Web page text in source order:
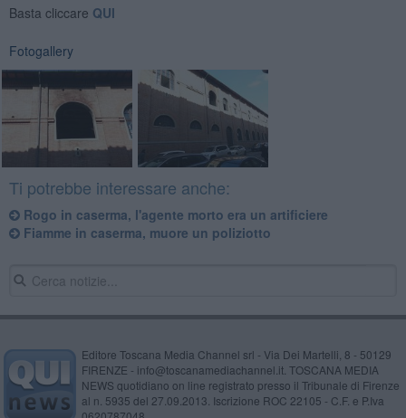
Basta cliccare QUI
Fotogallery
Ti potrebbe interessare anche:
Rogo in caserma, l'agente morto era un artificiere
Fiamme in caserma, muore un poliziotto
Editore Toscana Media Channel srl - Via Dei Martelli, 8 - 50129
FIRENZE - info@toscanamediachannel.it. TOSCANA MEDIA
NEWS quotidiano on line registrato presso il Tribunale di Firenze
al n. 5935 del 27.09.2013. Iscrizione ROC 22105 - C.F. e P.Iva